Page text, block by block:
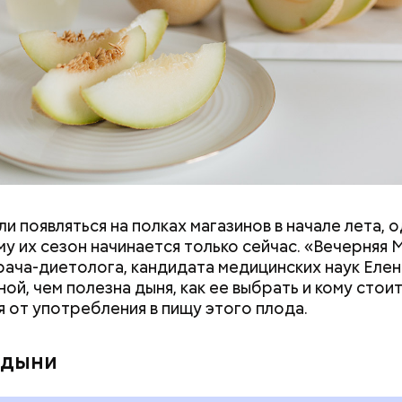
какие
в России
праздники отмечают в
появляться на полках магазинов в начале лета,
их сезон начинается только сейчас. «Вечерняя
диетолога, кандидата медицинских наук
чем полезна дыня, как ее выбрать и кому стоит
от употребления в пищу этого плода.